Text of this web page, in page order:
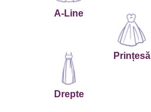
A-Line
Prințesă
Drepte